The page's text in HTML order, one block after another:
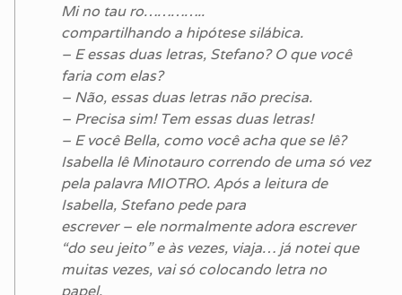
Mi no tau ro…………..
compartilhando a hipótese silábica.
– E essas duas letras, Stefano? O que você
faria com elas?
– Não, essas duas letras não precisa.
– Precisa sim! Tem essas duas letras!
– E você Bella, como você acha que se lê?
Isabella lê Minotauro correndo de uma só vez
pela palavra MIOTRO. Após a leitura de
Isabella, Stefano pede para
escrever – ele normalmente adora escrever
“do seu jeito” e às vezes, viaja… já notei que
muitas vezes, vai só colocando letra no
papel,